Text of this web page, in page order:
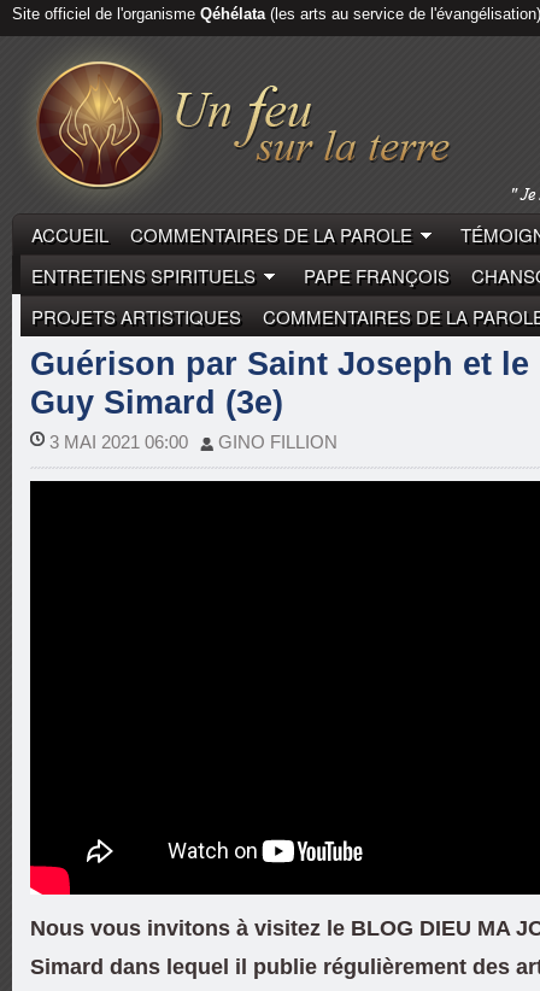
Site officiel de l'organisme Qéhélata(les arts au service de l'évangélisation)
ACCUEIL COMMENTAIRES DE LA PAROLE
ENTRETIENS SPIRITUELS
PAPE FRANÇOIS
PROJETS ARTISTIQUES
COMMENTAIRES DE LA
CONSACRÉS PÈRE GUY SIMARD TÉMOIGNAGES
Guérison par Saint Joseph et le
Guy Simard (3e)
3 MAI 2021 06:00 GINO FILLION
Nous vous invitons à visitez le BLOG DIEU MA
Simard dans lequel il publie régulièrement des